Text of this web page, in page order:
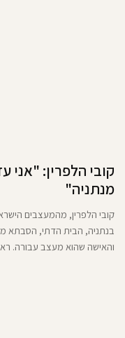
קובי הלפרין: "אני
מנתניה"
קובי הלפרין, מהמעצבים
בנתניה, הבית הדתי, הסבתא
והאישה שהוא מעצב עבורה.